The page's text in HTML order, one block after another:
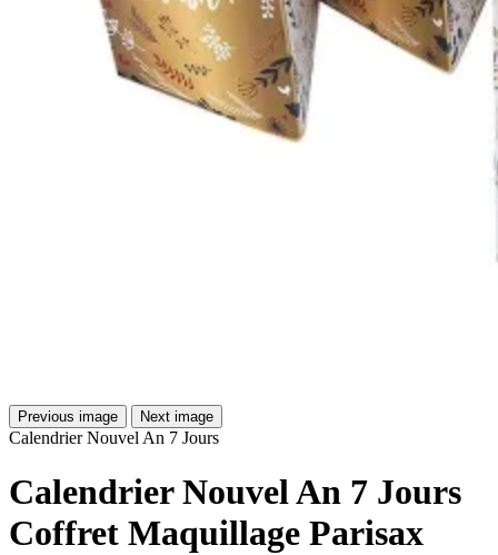
Previous image Next image
Calendrier Nouvel An 7 Jours
Calendrier Nouvel An 7 Jours
Coffret Maquillage Parisax